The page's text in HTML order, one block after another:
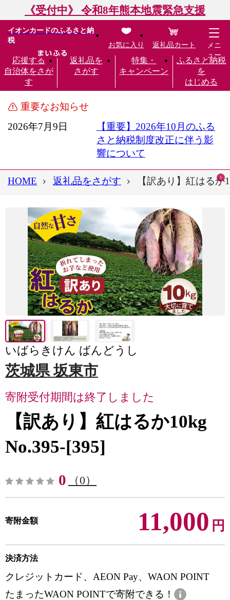
《受付中》 令和8年熊本地震緊急支援
イオンカードのふるさと納
税
応援する
自治体をさが
す
返礼品を
さがす
特集・
キャンペーン
ふるさと納税
を
はじめる
お気に入り 返礼品カート
メニ
ュー
重要なお知らせ
2026年7月9日
【重要】2026年10月のふる
さと納税制度改正に伴う影
響について
HOME 返礼品をさがす 【訳あり】紅はるか
いばらきけん ばんどうし
茨城県 坂東市
寄附受付期間は終了しました
【訳あり】紅はるか10kg
No.395-[395]
0 （0）
寄附金額 11,000 円
決済方法
クレジットカード、AEON Pay、WAON POINT
たまったWAON POINTで寄附できる！